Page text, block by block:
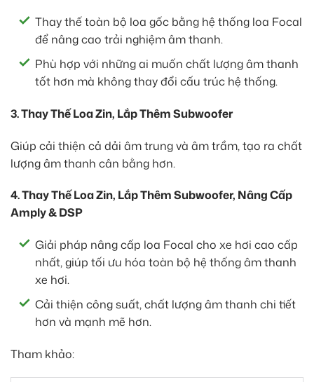
Thay thế toàn bộ loa gốc bằng hệ thống loa Focal
để nâng cao trải nghiệm âm thanh.
Phù hợp với những ai muốn chất lượng âm thanh
tốt hơn mà không thay đổi cấu trúc hệ thống.
3. Thay Thế Loa Zin, Lắp Thêm Subwoofer
Giúp cải thiện cả dải âm trung và âm trầm, tạo ra chất
lượng âm thanh cân bằng hơn.
4. Thay Thế Loa Zin, Lắp Thêm Subwoofer, Nâng Cấp
Amply & DSP
Giải pháp nâng cấp loa Focal cho xe hơi cao cấp
nhất, giúp tối ưu hóa toàn bộ hệ thống âm thanh
xe hơi.
Cải thiện công suất, chất lượng âm thanh chi tiết
hơn và mạnh mẽ hơn.
Tham khảo: